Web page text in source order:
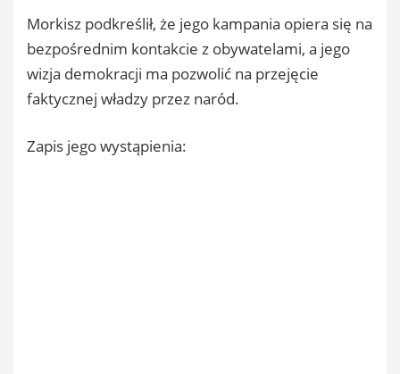
Morkisz podkreślił, że jego kampania opiera się na
bezpośrednim kontakcie z obywatelami, a jego
wizja demokracji ma pozwolić na przejęcie
faktycznej władzy przez naród.
Zapis jego wystąpienia: